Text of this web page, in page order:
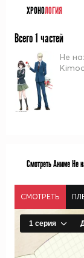
ХРОНОЛОГИЯ
Всего 1 частей
Не
Смотреть Аниме Не
СМОТРЕТЬ